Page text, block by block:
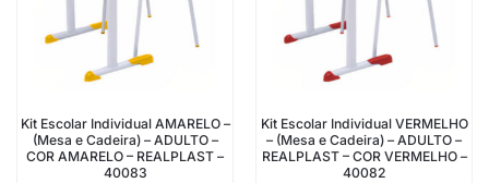
Kit Escolar Individual AMARELO –
(Mesa e Cadeira) – ADULTO –
COR AMARELO – REALPLAST –
40083
Kit Escolar Individual VERMELHO
– (Mesa e Cadeira) – ADULTO –
REALPLAST – COR VERMELHO –
40082